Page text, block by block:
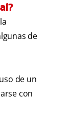
de
de un
con